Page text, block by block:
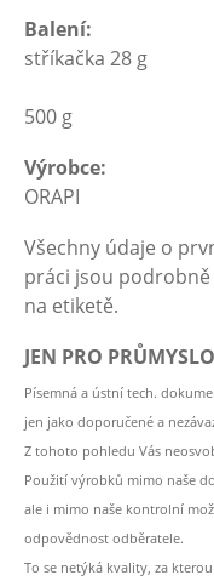
Balení:
stříkačka 28 g
500 g
ORAPI
Všechny údaje o
práci jsou
na etiketě.
JEN PRO
Písemná a ústní tech.
jen jako doporučené a
Z tohoto pohledu Vás
Použití výrobků mimo naše
ale i mimo naše kontrolní
odpovědnost odběratele.
To se netýká kvality, za